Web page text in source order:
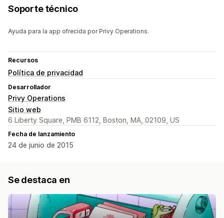
Soporte técnico
Ayuda para la app ofrecida por Privy Operations.
Recursos
Política de privacidad
Desarrollador
Privy Operations
Sitio web
6 Liberty Square, PMB 6112, Boston, MA, 02109, US
Fecha de lanzamiento
24 de junio de 2015
Se destaca en